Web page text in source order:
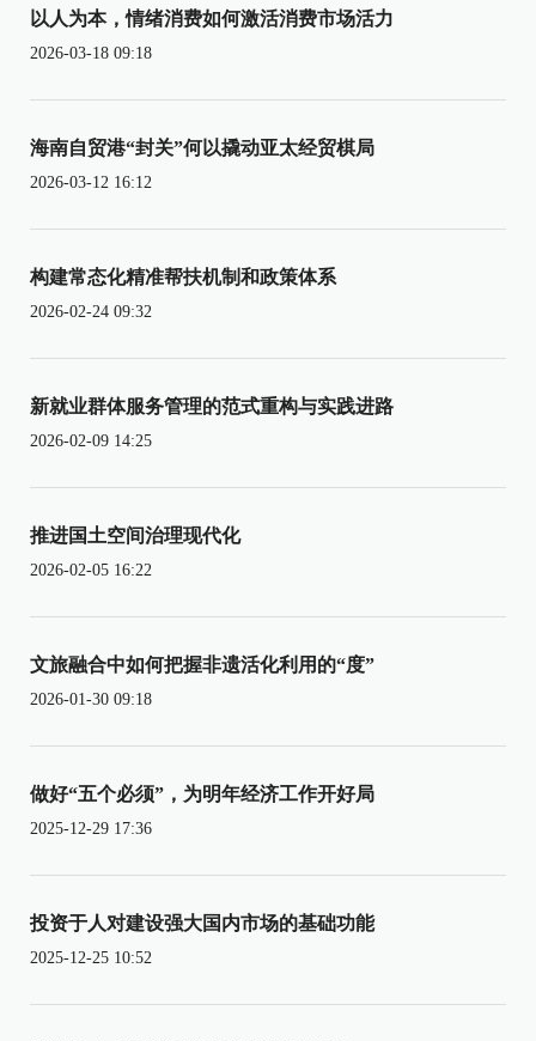
以人为本，情绪消费如何激活消费市场活力
2026-03-18 09:18
海南自贸港“封关”何以撬动亚太经贸棋局
2026-03-12 16:12
构建常态化精准帮扶机制和政策体系
2026-02-24 09:32
新就业群体服务管理的范式重构与实践进路
2026-02-09 14:25
推进国土空间治理现代化
2026-02-05 16:22
文旅融合中如何把握非遗活化利用的“度”
2026-01-30 09:18
做好“五个必须”，为明年经济工作开好局
2025-12-29 17:36
投资于人对建设强大国内市场的基础功能
2025-12-25 10:52